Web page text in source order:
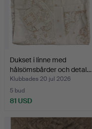
Dukset i linne med
hålsömsbårder och detal…
Klubbades 20 jul 2026
5 bud
81 USD